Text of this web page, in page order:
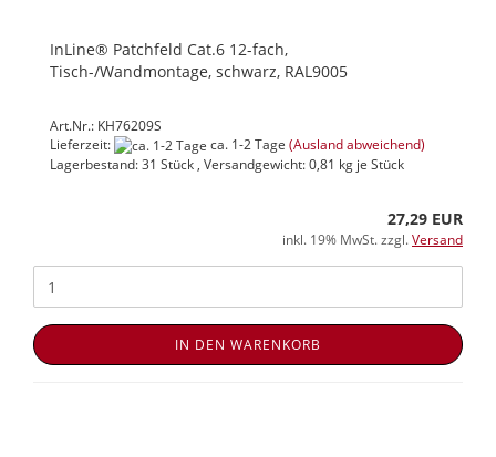
InLine® Patchfeld Cat.6 12-fach,
Tisch-/Wandmontage, schwarz, RAL9005
Art.Nr.: KH76209S
Lieferzeit:
ca. 1-2 Tage (Ausland abweichend)
Lagerbestand: 31 Stück , Versandgewicht:0,81 kg je Stück
27,29 EUR
inkl. 19% MwSt. zzgl.Versand
IN DEN WARENKORB